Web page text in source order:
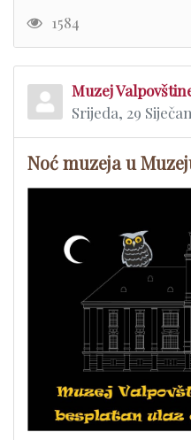
1584
Muzej
Srijeda, 29
Noć muzeja u